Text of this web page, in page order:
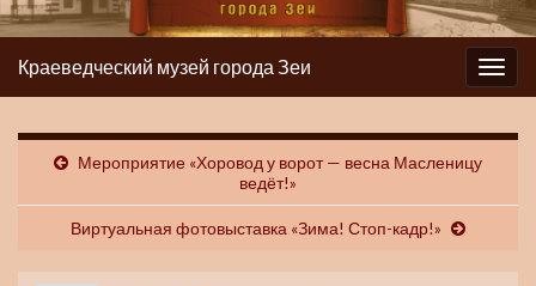
Вкл/
выкл
Краеведческий музей города Зеи
Мероприятие «Хоровод у ворот — весна Масленицу
ведёт!»
Виртуальная фотовыставка «Зима! Стоп-кадр!»